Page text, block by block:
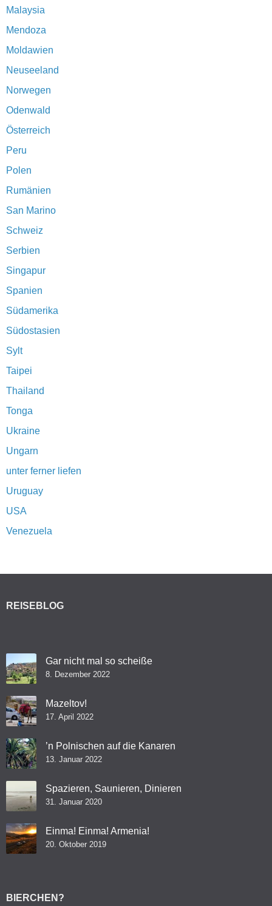
Malaysia
Mendoza
Moldawien
Neuseeland
Norwegen
Odenwald
Österreich
Peru
Polen
Rumänien
San Marino
Schweiz
Serbien
Singapur
Spanien
Südamerika
Südostasien
Sylt
Taipei
Thailand
Tonga
Ukraine
Ungarn
unter ferner liefen
Uruguay
USA
Venezuela
REISEBLOG
Gar nicht mal so scheiße
8. Dezember 2022
Mazeltov!
17. April 2022
’n Polnischen auf die Kanaren
13. Januar 2022
Spazieren, Saunieren, Dinieren
31. Januar 2020
Einma! Einma! Armenia!
20. Oktober 2019
BIERCHEN?